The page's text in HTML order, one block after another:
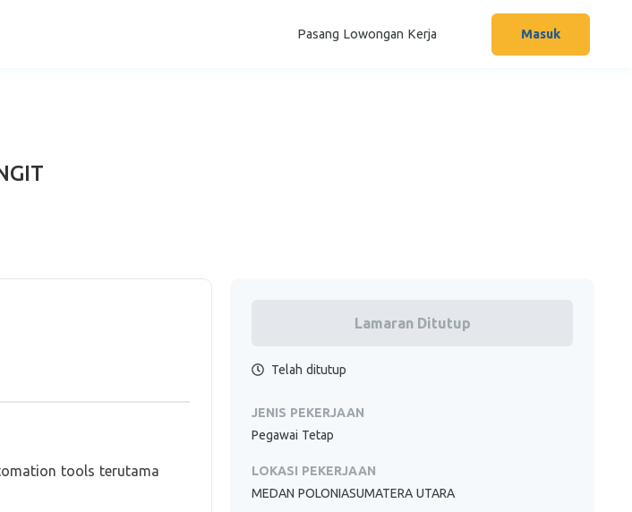
Pasang Lowongan Kerja Masuk
tools terutama
Lamaran Ditutup
Telah ditutup
JENIS PEKERJAAN
Pegawai Tetap
LOKASI PEKERJAAN
MEDAN POLONIASUMATERA UTARA